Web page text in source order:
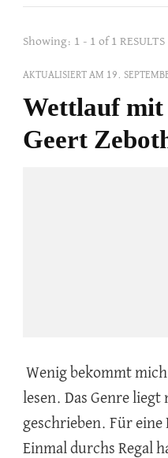
Showing: 1 - 1 of 1 RESULTS
AKTUALISIERT AM 19.
Wettlauf mit
Geert
Wenig bekommt
lesen. Das Genre
geschrieben. Für eine
Einmal durchs Regal